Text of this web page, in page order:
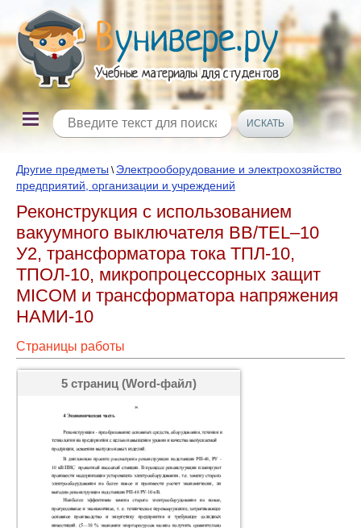
Другие предметы \ Электрооборудование и электрохозяйство
предприятий, организации и учреждений
Реконструкция с использованием
вакуумного выключателя ВВ/TEL–10
У2, трансформатора тока ТПЛ-10,
ТПОЛ-10, микропроцессорных защит
MICOM и трансформатора напряжения
НАМИ-10
Страницы работы
5 страниц (Word-файл)